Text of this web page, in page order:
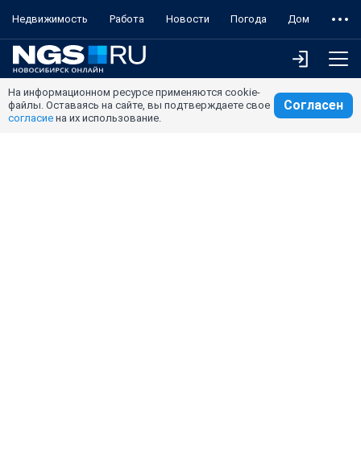
Недвижимость Работа Новости Погода Дом
На информационном ресурсе применяются cookie-
файлы. Оставаясь на сайте, вы подтверждаете свое
согласие на их использование.
Согласен